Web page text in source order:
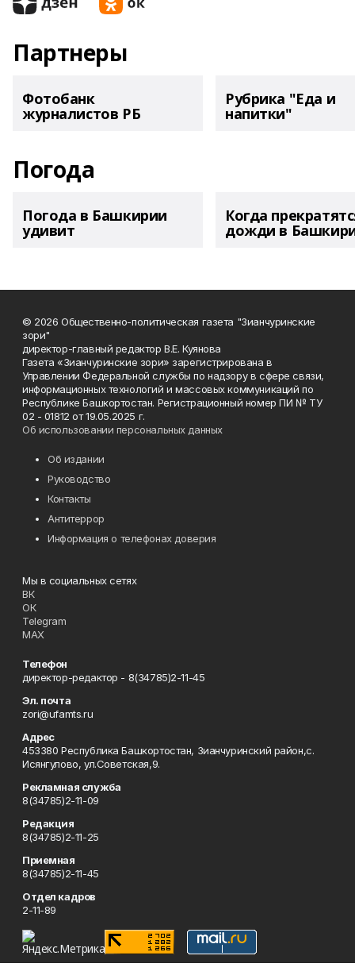
Партнеры
Фотобанк
журналистов РБ
Рубрика "Еда и
напитки"
Погода
Погода в Башкирии
удивит
Когда
дожди в
© 2026 Общественно-политическая газета "Зианчуринские
зори"
директор-главный редактор В.Е. Куянова
Газета «Зианчуринские зори» зарегистрирована в
Управлении Федеральной службы по надзору в сфере связи,
информационных технологий и массовых коммуникаций по
Республике Башкортостан. Регистрационный номер ПИ № ТУ
02 - 01812 от 19.05.2025 г.
Об использовании персональных данных
Об издании
Руководство
Контакты
Антитеррор
Информация о телефонах доверия
Мы в социальных сетях
ВК
ОК
Telegram
MAX
Телефон
директор-редактор - 8(34785)2-11-45
Эл. почта
zori@ufamts.ru
Адрес
453380 Республика Башкортостан, Зианчуринский район,с.
Исянгулово, ул.Советская,9.
Рекламная служба
8(34785)2-11-09
Редакция
8(34785)2-11-25
Приемная
8(34785)2-11-45
Отдел кадров
2-11-89